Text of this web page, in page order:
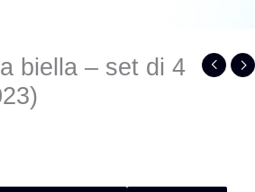
biella – set di 4